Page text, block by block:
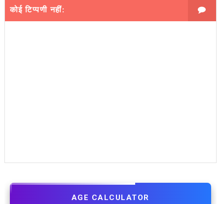
कोई टिप्पणी नहीं:
AGE CALCULATOR